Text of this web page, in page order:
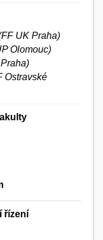
UK Praha)
Olomouc)
Ostravské
řízení